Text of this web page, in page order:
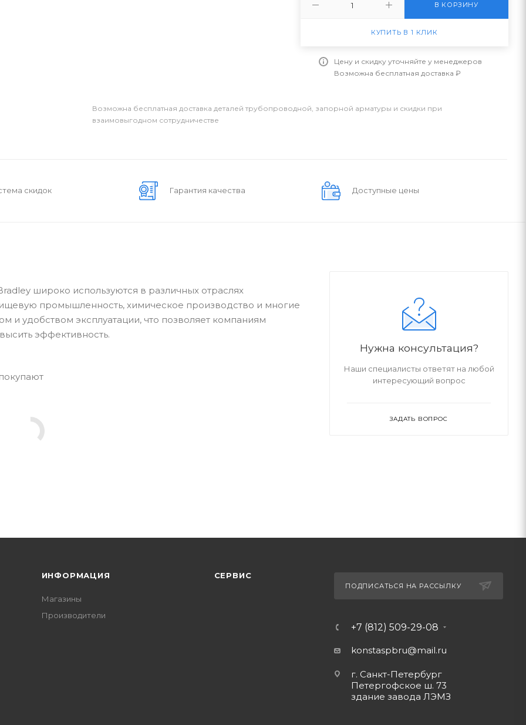
В КОРЗИНУ
КУПИТЬ В 1 КЛИК
Цену и скидку уточняйте у менеджеров
Возможна бесплатная доставка ₽
Возможна бесплатная доставка деталей трубопроводной, запорной арматуры и скидки при
взаимовыгодном сотрудничестве
скидок Гарантия качества Доступные цены
широко используются в различных отраслях
промышленность, химическое производство и многие
и удобством эксплуатации, что позволяет компаниям
эффективность.
Нужна консультация?
Наши специалисты ответят на любой
интересующий вопрос
ЗАДАТЬ ВОПРОС
ИНФОРМАЦИЯ
Магазины
Производители
СЕРВИС
ПОДПИСАТЬСЯ НА РАССЫЛКУ
+7 (812) 509-29-08
konstaspbru@mail.ru
г. Санкт-Петербург
Петергофское ш. 73
здание завода ЛЭМЗ